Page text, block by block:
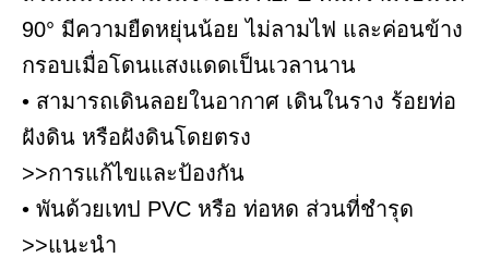
90° มีความยืดหยุ่นน้อย ไม่ลามไฟ และค่อนข้าง
กรอบเมื่อโดนแสงแดดเป็นเวลานาน
• สามารถเดินลอยในอากาศ เดินในราง ร้อยท่อ
ฝังดิน หรือฝังดินโดยตรง
>>การแก้ไขและป้องกัน
• พันด้วยเทป PVC หรือ ท่อหด ส่วนที่ชำรุด
>>แนะนำ